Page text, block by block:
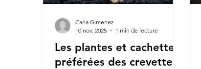
Les plantes et cachettes
préférées des crevettes :
Carla Gimenez
10 nov. 2025
1 min de lecture